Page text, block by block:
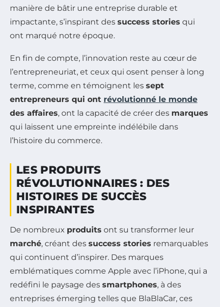
manière de bâtir une entreprise durable et
impactante, s’inspirant des success stories qui
ont marqué notre époque.
En fin de compte, l’innovation reste au cœur de
l’entrepreneuriat, et ceux qui osent penser à long
terme, comme en témoignent les sept
entrepreneurs qui ont révolutionné le monde
des affaires, ont la capacité de créer des marques
qui laissent une empreinte indélébile dans
l’histoire du commerce.
LES PRODUITS
RÉVOLUTIONNAIRES : DES
HISTOIRES DE SUCCÈS
INSPIRANTES
De nombreux produits ont su transformer leur
marché, créant des success stories remarquables
qui continuent d’inspirer. Des marques
emblématiques comme Apple avec l’iPhone, qui a
redéfini le paysage des smartphones, à des
entreprises émerging telles que BlaBlaCar, ces